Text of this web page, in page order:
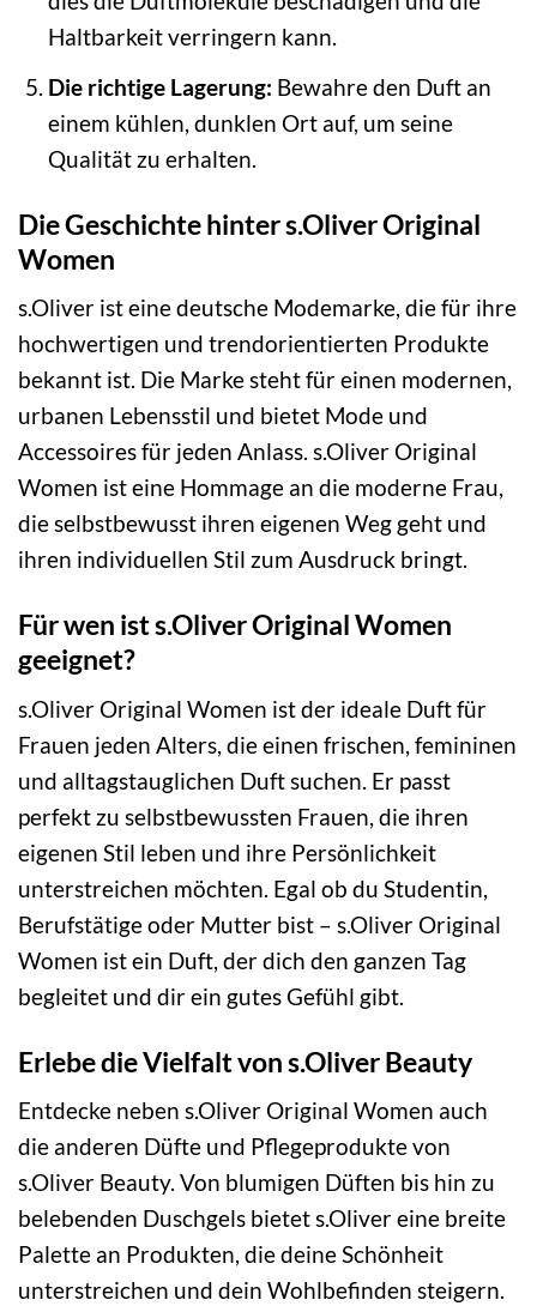
Haltbarkeit verringern kann.
Die richtige Lagerung: Bewahre den Duft an
einem kühlen, dunklen Ort auf, um seine
Qualität zu erhalten.
Die Geschichte hinter s.Oliver Original
Women
s.Oliver ist eine deutsche Modemarke, die für ihre
hochwertigen und trendorientierten Produkte
bekannt ist. Die Marke steht für einen modernen,
urbanen Lebensstil und bietet Mode und
Accessoires für jeden Anlass. s.Oliver Original
Women ist eine Hommage an die moderne Frau,
die selbstbewusst ihren eigenen Weg geht und
ihren individuellen Stil zum Ausdruck bringt.
Für wen ist s.Oliver Original Women
geeignet?
s.Oliver Original Women ist der ideale Duft für
Frauen jeden Alters, die einen frischen, femininen
und alltagstauglichen Duft suchen. Er passt
perfekt zu selbstbewussten Frauen, die ihren
eigenen Stil leben und ihre Persönlichkeit
unterstreichen möchten. Egal ob du Studentin,
Berufstätige oder Mutter bist – s.Oliver Original
Women ist ein Duft, der dich den ganzen Tag
begleitet und dir ein gutes Gefühl gibt.
Erlebe die Vielfalt von s.Oliver Beauty
Entdecke neben s.Oliver Original Women auch
die anderen Düfte und Pflegeprodukte von
s.Oliver Beauty. Von blumigen Düften bis hin zu
belebenden Duschgels bietet s.Oliver eine breite
Palette an Produkten, die deine Schönheit
unterstreichen und dein Wohlbefinden steigern.